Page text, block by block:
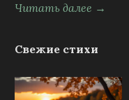
Читать далее →
Свежие стихи